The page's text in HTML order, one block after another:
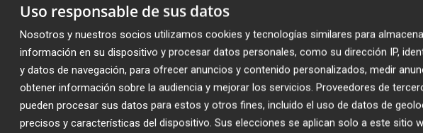
y en colaboración con otras administraciones se trabaja para
Albufera y, entre otras cosas, durante los últimos meses se ha mejorado
permite identificar de una forma rápida vertidos como este", informan las
de residuos en los municipios ribereños (incluidos considerados
Uso responsable de sus datos
Nosotros y nuestros socios utilizamos cookies y tecnologías similares para
información en su dispositivo y procesar datos personales, como su dirección IP,
y datos de navegación, para ofrecer anuncios y contenido personalizados, medir
obtener información sobre la audiencia y mejorar los servicios. Proveedores de
pueden procesar sus datos para estos y otros fines, incluido el uso de datos de
precisos y características del dispositivo. Sus elecciones se aplican solo a este sitio